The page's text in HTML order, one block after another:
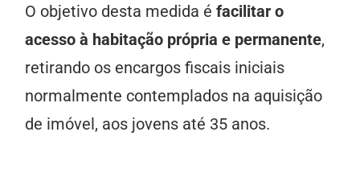
O objetivo desta medida éfacilitar o
acesso à habitação própria e permanente,
retirando os encargos fiscais iniciais
normalmente contemplados na aquisição
de imóvel, aos jovens até 35 anos.